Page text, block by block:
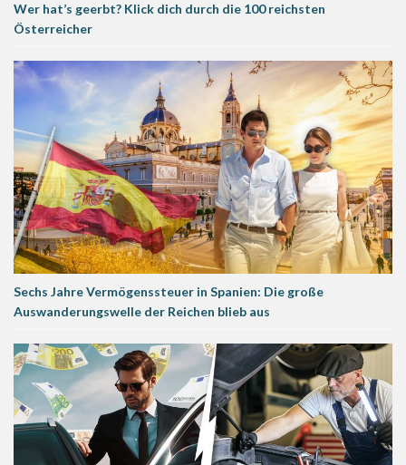
Wer hat’s geerbt? Klick dich durch die 100 reichsten
Österreicher
Sechs Jahre Vermögenssteuer in Spanien: Die große
Auswanderungswelle der Reichen blieb aus